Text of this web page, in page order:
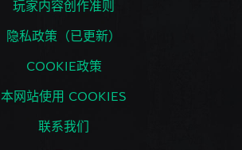
玩家内容创作准则
隐私政策（已更新）
COOKIE政策
本网站使用 COOKIES
联系我们